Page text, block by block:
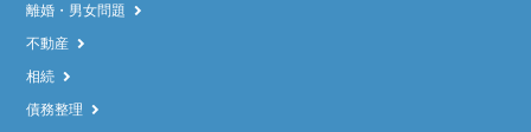
離婚・男女問題
不動産
相続
債務整理